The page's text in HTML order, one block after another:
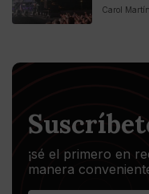
Carol
¡sé el primero en
manera